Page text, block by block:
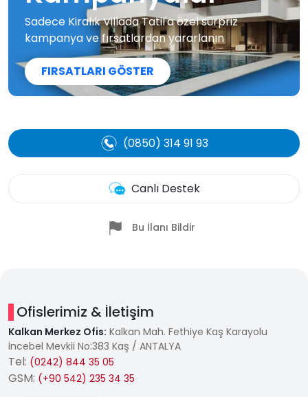
Sadece Kiralık Villada Tatil'a özel sürpriz
kampanya ve fırsatlardan yararlanın
FIRSATLARI GÖSTER
(0850) 314 91 93
Canlı Destek
Bu İlanı Bildir
Ofislerimiz & İletişim
Kalkan Merkez Ofis: Kalkan Mah. Fethiye Kaş Karayolu
İncebel Mevkii No:383 Kaş / ANTALYA
Tel: (0242) 844 35 05
GSM: (+90 542) 235 34 35